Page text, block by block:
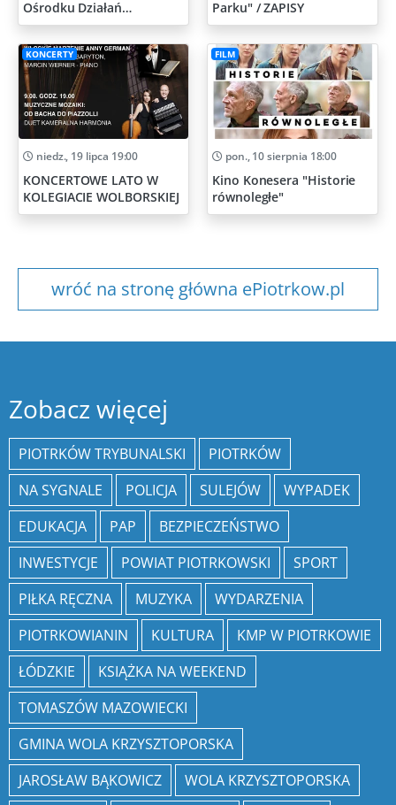
Ośrodku Działań
Artystycznych
Parku" / ZAPISY
KONCERTY
niedz., 19 lipca 19:00
KONCERTOWE LATO W
KOLEGIACIE WOLBORSKIEJ
FILM
pon., 10 sierpnia 18:00
Kino Konesera "Historie
równoległe"
wróć na stronę główna ePiotrkow.pl
Zobacz więcej
PIOTRKÓW TRYBUNALSKI
PIOTRKÓW
NA SYGNALE
POLICJA SULEJÓW
WYPADEK
EDUKACJA
PAP
BEZPIECZEŃSTWO
INWESTYCJE
POWIAT PIOTRKOWSKI
SPORT
PIŁKA RĘCZNA
MUZYKA
WYDARZENIA
PIOTRKOWIANIN
KULTURA
KMP W PIOTRKOWIE
ŁÓDZKIE
KSIĄŻKA NA WEEKEND
TOMASZÓW MAZOWIECKI
GMINA WOLA KRZYSZTOPORSKA
JAROSŁAW BĄKOWICZ
WOLA KRZYSZTOPORSKA